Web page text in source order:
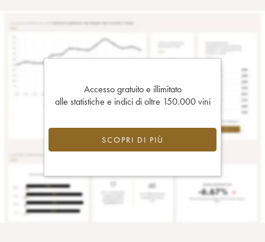
Accesso gratuito e illimitato
alle statistiche e indici di oltre 150.000 vini
SCOPRI DI PIÙ